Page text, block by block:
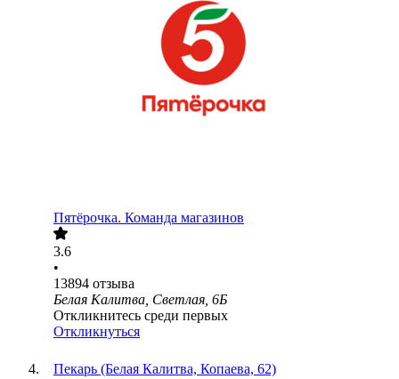
Пятёрочка. Команда магазинов
3.6
•
13894 отзыва
Белая Калитва, Светлая, 6Б
Откликнитесь среди первых
Откликнуться
Пекарь (Белая Калитва, Копаева, 62)